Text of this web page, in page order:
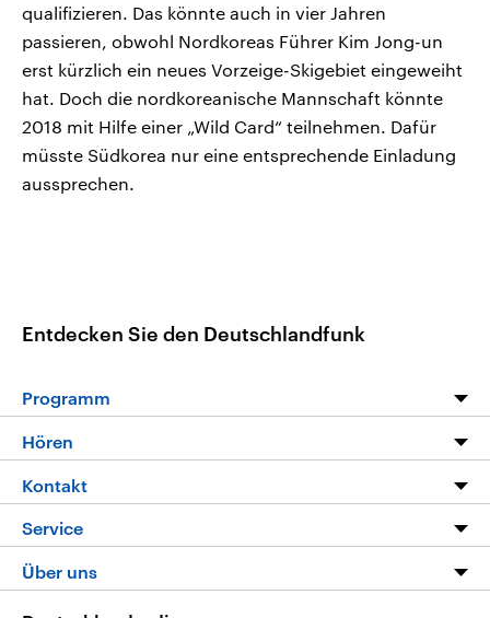
qualifizieren. Das könnte auch in vier Jahren
passieren, obwohl Nordkoreas Führer Kim Jong-un
erst kürzlich ein neues Vorzeige-Skigebiet eingeweiht
hat. Doch die nordkoreanische Mannschaft könnte
2018 mit Hilfe einer „Wild Card“ teilnehmen. Dafür
müsste Südkorea nur eine entsprechende Einladung
aussprechen.
Entdecken Sie den Deutschlandfunk
Programm
Die Nachrichten
Nachrichtenleicht
Neue Beiträge auf dlf.de
Hören
Livestream
Podcasts
Deutschlandfunk App
Kontakt
Hörerservice
Service
FAQ
Über uns